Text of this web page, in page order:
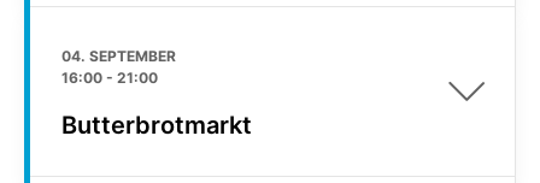
04. SEPTEMBER
16:00 - 21:00
Butterbrotmarkt